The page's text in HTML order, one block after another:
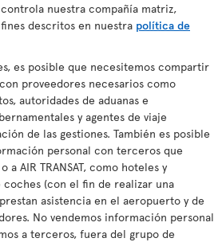
nuestra compañía matriz,
descritos en nuestra política de
es posible que necesitemos compartir
proveedores necesarios como
autoridades de aduanas e
y agentes de viaje
de las gestiones. También es posible
personal con terceros que
a AIR TRANSAT, como hoteles y
(con el fin de realizar una
asistencia en el aeropuerto y de
No vendemos información personal
a terceros, fuera del grupo de